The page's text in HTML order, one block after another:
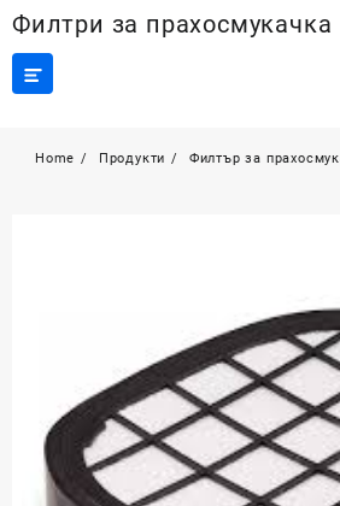
Skip
content
Филтри за прахосмукачка
Home Продукти
Филтър за